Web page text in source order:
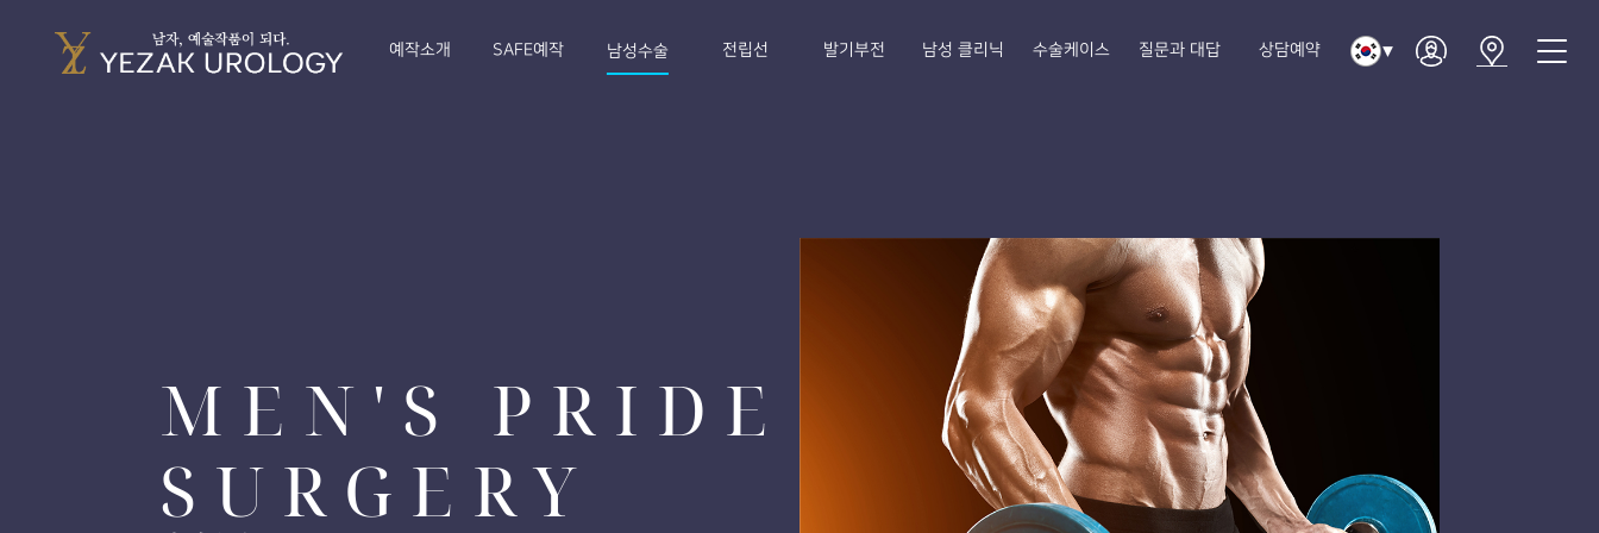
예작소개 SAFE예작 남성수술 전립선 발기부전 남성 클리닉 수술케이스 질문과 대답 상담예약 ▼
MEN'S PRIDE
SURGERY